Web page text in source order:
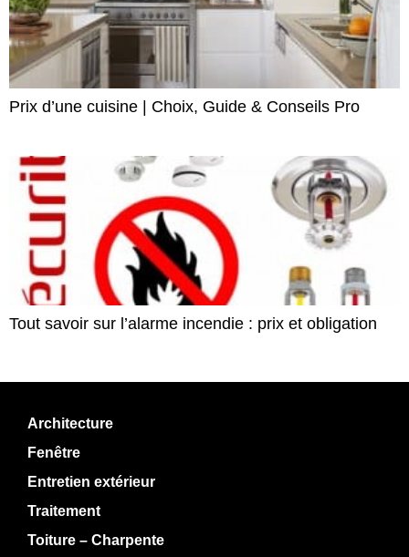
Prix d’une cuisine | Choix, Guide & Conseils Pro
Tout savoir sur l’alarme incendie : prix et obligation
Architecture
Fenêtre
Entretien extérieur
Traitement
Toiture – Charpente